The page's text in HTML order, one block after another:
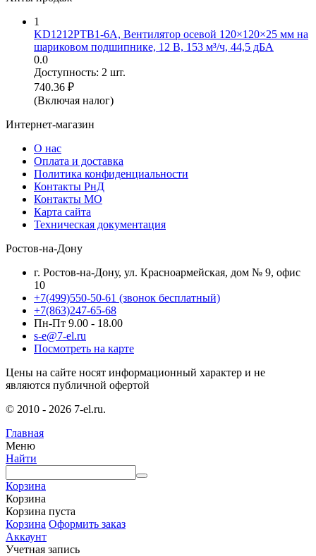
1
KD1212PTB1-6A, Вентилятор осевой 120×120×25 мм на
шариковом подшипнике, 12 В, 153 м³/ч, 44,5 дБА
0.0
Доступность: 2 шт.
740.36 ₽
(Включая налог)
Интернет-магазин
О нас
Оплата и доставка
Политика конфиденциальности
Контакты РнД
Контакты МО
Карта сайта
Техническая документация
Ростов-на-Дону
г. Ростов-на-Дону, ул. Красноармейская, дом № 9, офис
10
+7(499)550-50-61 (звонок бесплатный)
+7(863)247-65-68
Пн-Пт 9.00 - 18.00
s-e@7-el.ru
Посмотреть на карте
Цены на сайте носят информационный характер и не
являются публичной офертой
© 2010 - 2026 7-el.ru.
Главная
Меню
Найти
Корзина
Корзина
Корзина пуста
Корзина Оформить заказ
Аккаунт
Учетная запись